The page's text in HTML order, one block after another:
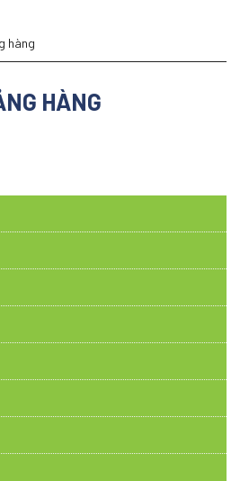
hàng
HÀNG